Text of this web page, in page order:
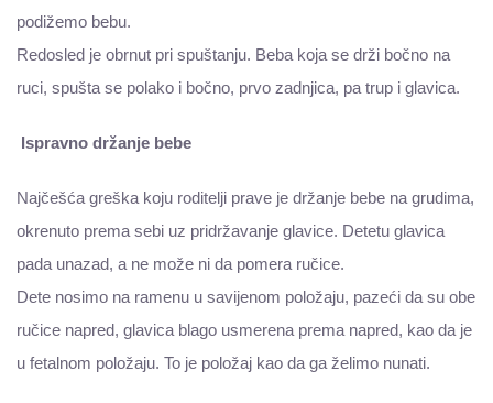
podižemo bebu.
Redosled je obrnut pri spuštanju. Beba koja se drži bočno na
ruci, spušta se polako i bočno, prvo zadnjica, pa trup i glavica.
Ispravno držanje bebe
Najčešća greška koju roditelji prave je držanje bebe na grudima,
okrenuto prema sebi uz pridržavanje glavice. Detetu glavica
pada unazad, a ne može ni da pomera ručice.
Dete nosimo na ramenu u savijenom položaju, pazeći da su obe
ručice napred, glavica blago usmerena prema napred, kao da je
u fetalnom položaju. To je položaj kao da ga želimo nunati.